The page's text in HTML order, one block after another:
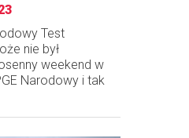
Test
nie był
weekend w
Narodowy i tak